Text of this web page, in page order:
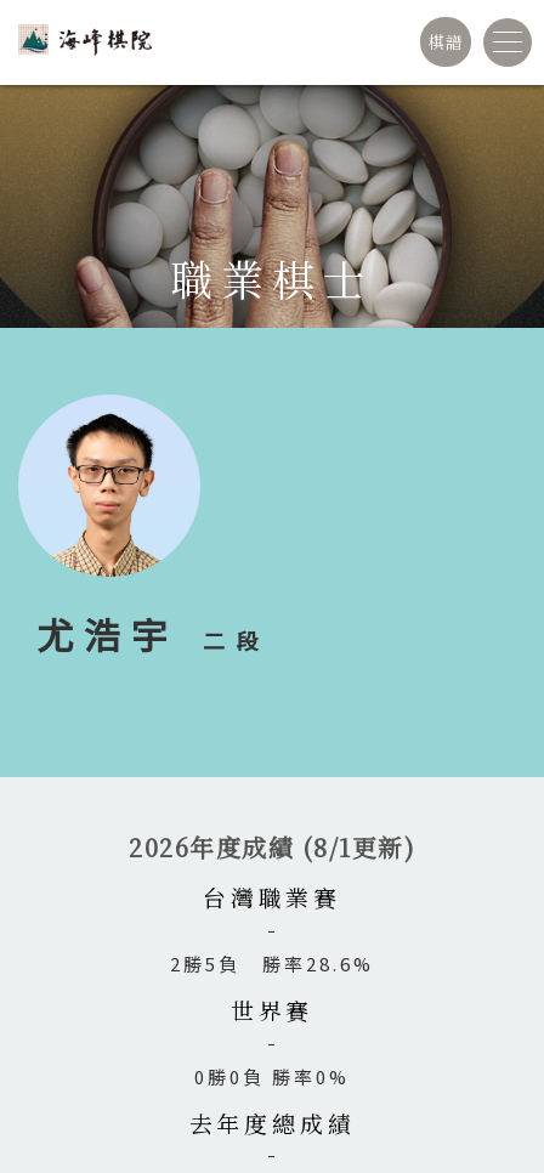
棋譜
職業棋士
尤浩宇 二段
2026年度成績 (8/1更新)
台灣職業賽
2勝5負 勝率28.6%
世界賽
0勝0負 勝率0%
去年度總成績